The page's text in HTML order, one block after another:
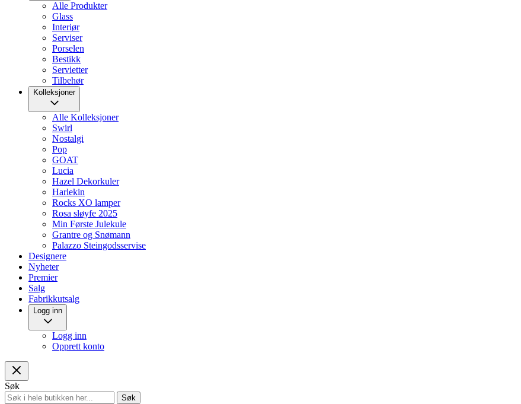
Alle Produkter
Glass
Interiør
Serviser
Porselen
Bestikk
Servietter
Tilbehør
Kolleksjoner
Alle Kolleksjoner
Swirl
Nostalgi
Pop
GOAT
Lucia
Hazel Dekorkuler
Harlekin
Rocks XO lamper
Rosa sløyfe 2025
Min Første Julekule
Grantre og Snømann
Palazzo Steingodsservise
Designere
Nyheter
Premier
Salg
Fabrikkutsalg
Logg inn
Logg inn
Opprett konto
Søk
Søk